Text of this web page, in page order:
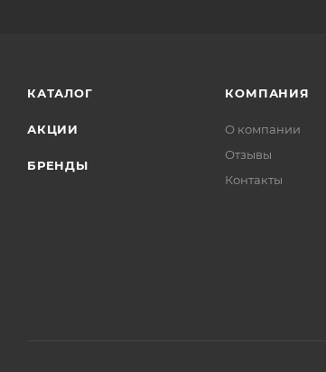
КАТАЛОГ
АКЦИИ
БРЕНДЫ
КОМПАНИЯ
О компании
Отзывы
Контакты